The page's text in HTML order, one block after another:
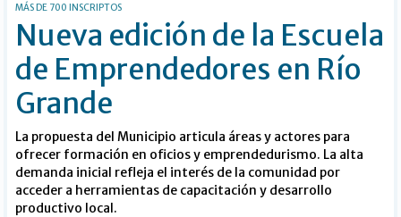
MÁS DE 700 INSCRIPTOS
Nueva edición de la Escuela
de Emprendedores en Río
Grande
La propuesta del Municipio articula áreas y actores para
ofrecer formación en oficios y emprendedurismo. La alta
demanda inicial refleja el interés de la comunidad por
acceder a herramientas de capacitación y desarrollo
productivo local.